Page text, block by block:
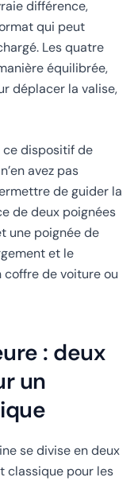
différence,
qui peut
Les quatre
équilibrée,
déplacer la valise,
ce dispositif de
avez pas
de guider la
de deux poignées
une poignée de
et le
de voiture ou
: deux
un
se divise en deux
classique pour les